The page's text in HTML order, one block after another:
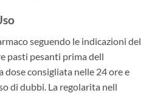
seguendo le indicazioni del
pasti pesanti prima dell
dose consigliata nelle 24 ore e
di dubbi. La regolarita nell